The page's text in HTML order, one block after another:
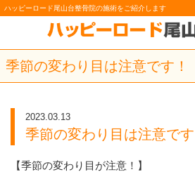
ハッピーロード尾山台整骨院の施術をご紹介します
季節の変わり目は注意です！
2023.03.13
季節の変わり目は注意です
【季節の変わり目が注意！】